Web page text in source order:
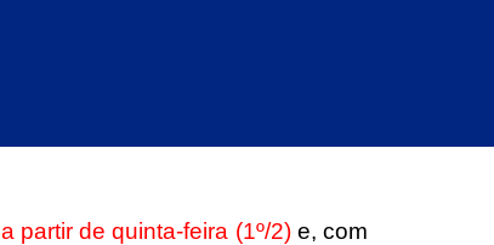
a partir de quinta-feira (1º/2)e, com